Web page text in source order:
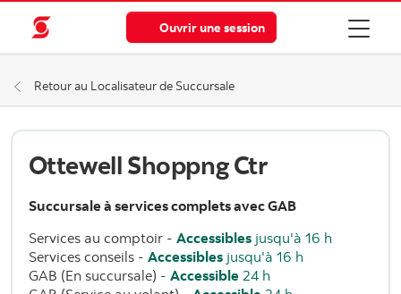
Ouvrir une session
Retour au Localisateur de Succursale
Ottewell Shoppng Ctr
Succursale à services complets avec GAB
Services au comptoir- Accessibles jusqu'à 16 h
Services conseils- Accessibles jusqu'à 16 h
GAB (En succursale) - Accessible 24 h